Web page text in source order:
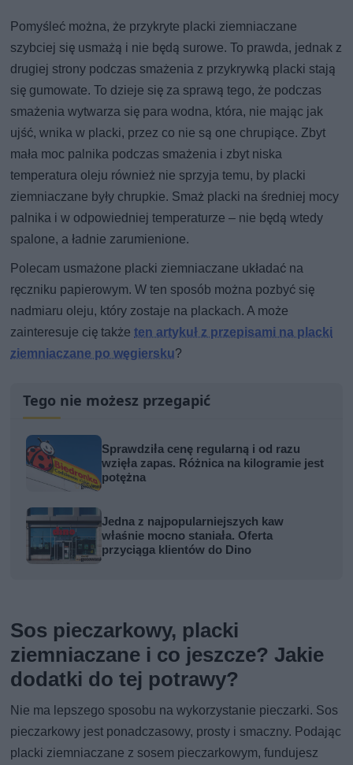
Pomyśleć można, że przykryte placki ziemniaczane
szybciej się usmażą i nie będą surowe. To prawda, jednak z
drugiej strony podczas smażenia z przykrywką placki stają
się gumowate. To dzieje się za sprawą tego, że podczas
smażenia wytwarza się para wodna, która, nie mając jak
ujść, wnika w placki, przez co nie są one chrupiące. Zbyt
mała moc palnika podczas smażenia i zbyt niska
temperatura oleju również nie sprzyja temu, by placki
ziemniaczane były chrupkie. Smaż placki na średniej mocy
palnika i w odpowiedniej temperaturze – nie będą wtedy
spalone, a ładnie zarumienione.
Polecam usmażone placki ziemniaczane układać na
ręczniku papierowym. W ten sposób można pozbyć się
nadmiaru oleju, który zostaje na plackach. A może
zainteresuje cię takżeten artykuł z przepisami na placki
ziemniaczane po węgiersku?
Tego nie możesz przegapić
Sprawdziła cenę regularną i od razu
wzięła zapas. Różnica na kilogramie jest
potężna
Jedna z najpopularniejszych kaw
właśnie mocno staniała. Oferta
przyciąga klientów do Dino
Sos pieczarkowy, placki
ziemniaczane i co jeszcze? Jakie
dodatki do tej potrawy?
Nie ma lepszego sposobu na wykorzystanie pieczarki. Sos
pieczarkowy jest ponadczasowy, prosty i smaczny. Podając
placki ziemniaczane z sosem pieczarkowym, fundujesz